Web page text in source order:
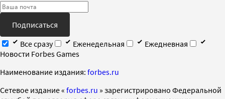
Подписаться
Все сразу
Еженедельная
Ежедневная
Новости Forbes Games
Наименование издания: forbes.ru
Cетевое издание « forbes.ru » зарегистрировано Федеральной